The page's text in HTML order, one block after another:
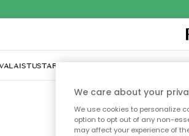
TARJOILU JA KATTAUSSISUSTUS
We care about your
We use cookies to personalize
option to opt out of any non-
may affect your experience of